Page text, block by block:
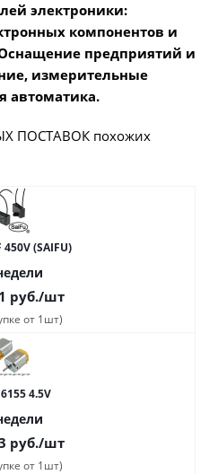
электроники:
компонентов и
предприятий и
измерительные
автоматика.
ПОСТАВОК похожих
450V (SAIFU)
руб./шт
от 1шт)
4.5V
руб./шт
от 1шт)